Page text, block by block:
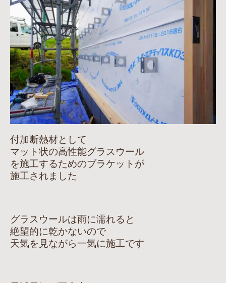
付加断熱材として
マット状の高性能グラスウール
を施工するためのブラケットが
施工されました
グラスウールは雨に濡れると
絶望的に乾かないので
天気を見ながら一気に施工です